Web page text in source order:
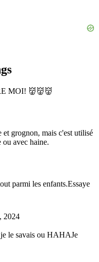
MOI! 👹👹👹
et grognon, mais c'est utilisé
ou avec haine.
parmi les enfants.Essaye
2024
le savais ou HAHAJe